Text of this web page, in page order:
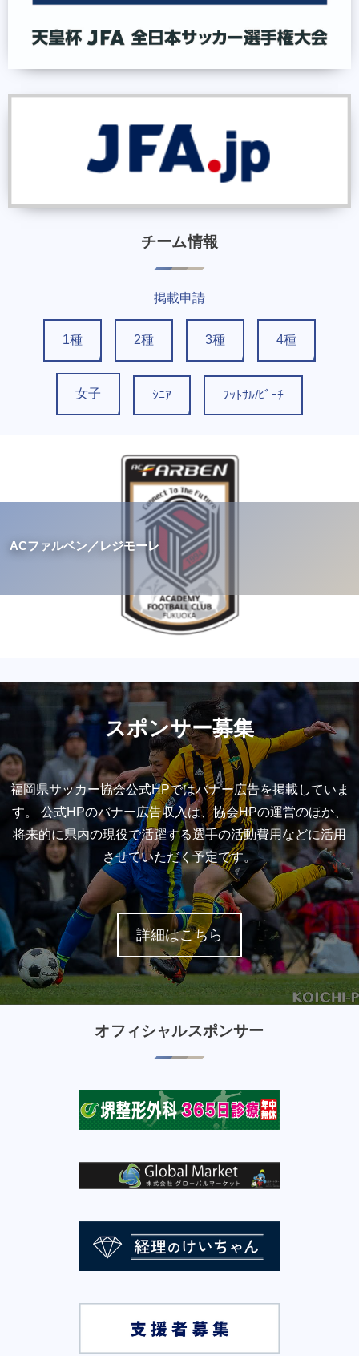
チーム情報
掲載申請
1種 2種 3種 4種
女子 ｼﾆｱ ﾌｯﾄｻﾙ/ﾋﾞｰﾁ
ACファルベン／レジモーレ
スポンサー募集
福岡県サッカー協会公式HPではバナー広告を掲載していま
す。 公式HPのバナー広告収入は、協会HPの運営のほか、
将来的に県内の現役で活躍する選手の活動費用などに活用
させていただく予定です。
詳細はこちら
オフィシャルスポンサー